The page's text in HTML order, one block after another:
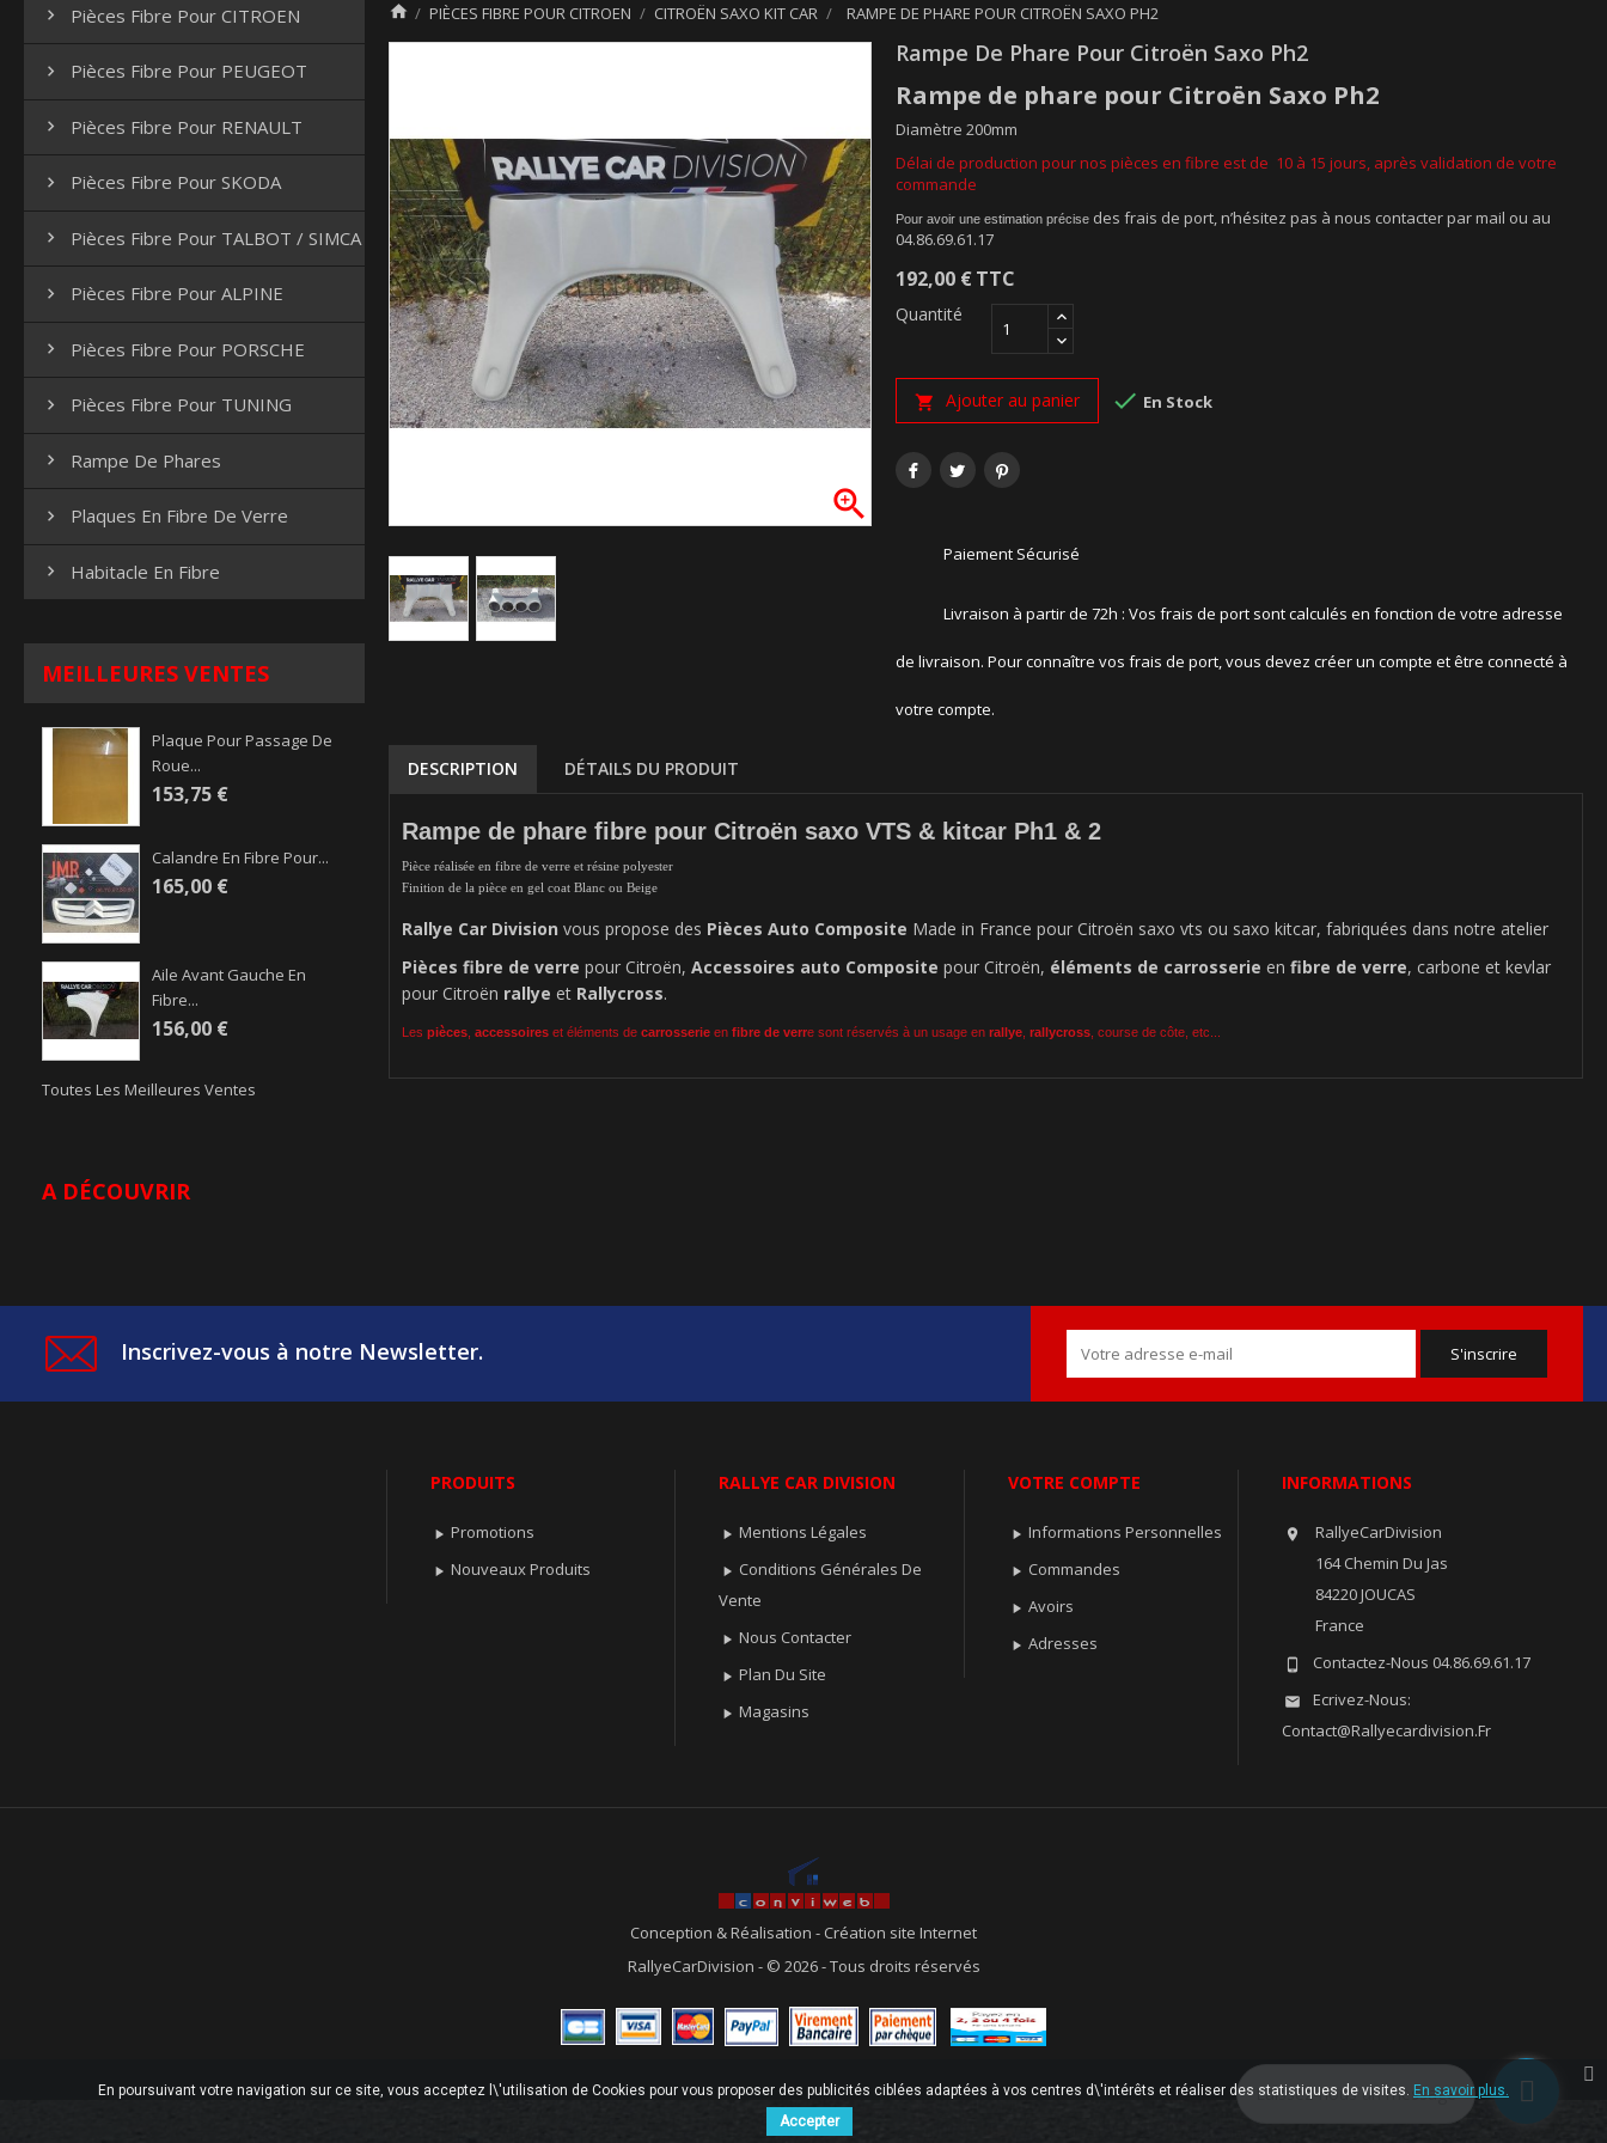
Laissez-nous un message
 Pièces Fibre Pour CITROEN
 Pièces Fibre Pour PEUGEOT
 Pièces Fibre Pour RENAULT
 Pièces Fibre Pour SKODA
 Pièces Fibre Pour TALBOT / SIMCA
 Pièces Fibre Pour ALPINE
 Pièces Fibre Pour PORSCHE
 Pièces Fibre Pour TUNING
 Rampe De Phares
 Plaques En Fibre De Verre
 Habitacle En Fibre
MEILLEURES VENTES
Plaque Pour Passage De
Roue...
153,75 €
Calandre En Fibre Pour...
165,00 €
Aile Avant Gauche En
Fibre...
156,00 €
Toutes Les Meilleures Ventes
A DÉCOUVRIR
 PIÈCES FIBRE POUR CITROEN CITROËN SAXO KIT CAR RAMPE DE PHARE POUR CITROËN SAXO PH2

Rampe De Phare Pour Citroën Saxo Ph2
Rampe de phare pour Citroën Saxo Ph2
Diamètre 200mm
Délai de production pour nos pièces en fibre est de 10 à 15 jours, après validation de votre
commande
Pour avoir une estimation précise des frais de port, n’hésitez pas à nous contacter par mail ou au
04.86.69.61.17
192,00 €TTC
Quantité
 Ajouter au panier  En Stock
Paiement Sécurisé
Livraison à partir de 72h : Vos frais de port sont calculés en fonction de votre adresse
de livraison. Pour connaître vos frais de port, vous devez créer un compte et être connecté à
votre compte.
DESCRIPTION DÉTAILS DU PRODUIT
Rampe de phare fibre pour Citroën saxo VTS & kitcar Ph1 & 2
Pièce réalisée en fibre de verre et résine polyester
Finition de la pièce en gel coat Blanc ou Beige
Rallye Car Division vous propose des Pièces Auto Composite Made in France pour Citroën saxo vts ou saxo kitcar, fabriquées dans notre atelier
Pièces fibre de verre pour Citroën, Accessoires auto Composite pour Citroën, éléments de carrosserie en fibre de verre, carbone et kevlar
pour Citroën rallye et Rallycross.
Les pièces, accessoireset éléments de carrosserieen fibre de verre sont réservés à un usage en rallye, rallycross, course de côte, etc...
Inscrivez-vous à notre Newsletter.
PRODUITS
 Promotions
 Nouveaux Produits
RALLYE CAR DIVISION
 Mentions Légales
 Conditions Générales De
Vente
 Nous Contacter
 Plan Du Site
 Magasins
VOTRE COMPTE
 Informations Personnelles
 Commandes
 Avoirs
 Adresses
INFORMATIONS

RallyeCarDivision
164 Chemin Du Jas
84220 JOUCAS
France
 Contactez-Nous 04.86.69.61.17

Ecrivez-Nous:
Contact@rallyecardivision.fr
Conception & Réalisation - Création site Internet
RallyeCarDivision - © 2026 - Tous droits réservés
En poursuivant votre navigation sur ce site, vous acceptez l\'utilisation de Cookies pour vous proposer des publicités ciblées adaptées à vos centres d\'intérêts et réaliser des statistiques de visites. En savoir plus.
Accepter